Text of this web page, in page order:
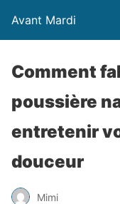
Avant Mardi
Comment
poussière
entretenir
douceur
Mimi